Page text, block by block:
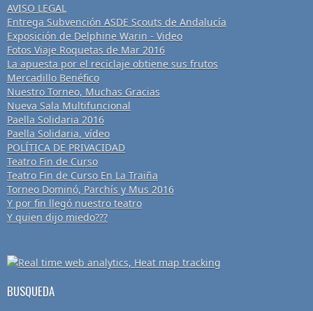
AVISO LEGAL
Entrega Subvención ASDE Scouts de Andalucía
Exposición de Delphine Warin - Video
Fotos Viaje Roquetas de Mar 2016
La apuesta por el reciclaje obtiene sus frutos
Mercadillo Benéfico
Nuestro Torneo, Muchas Gracias
Nueva Sala Multifuncional
Paella Solidaria 2016
Paella Solidaria, vídeo
POLÍTICA DE PRIVACIDAD
Teatro Fin de Curso
Teatro Fin de Curso En La Traiña
Torneo Dominó, Parchís y Mus 2016
Y por fin llegó nuestro teatro
Y quien dijo miedo???
BUSQUEDA